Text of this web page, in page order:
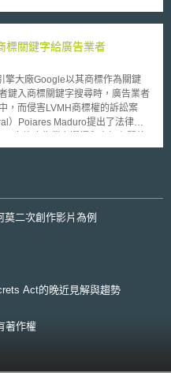
最高數額從35萬提高到38萬，對
機構可以在補助的架構下針對先進
大幅提升醫療效率，特別是在急
並不會蒐集全部患者的醫療參
NEHR之資料庫內，此外亦不提供
估）。而為降低非法使用之機率，
個資保護的最後屏障。然而該退出
標關鍵字給廣告業者
大廠Google以其商標作為關鍵
鍵入商標關鍵字搜尋時，廣告業者
，而侵害LVMH商標權的訴訟案
）Poiares Maduro提出了法律意
是Google和廣告業者二造間的內
廣告業者之網址，也不會造成消
網路的使用者知道在Google搜尋
容及造訪廣告網址來認定產品或
有拘束力，但該法院在大部分的
二次創作影片為例
Act的晚近見解與趨勢
著作權